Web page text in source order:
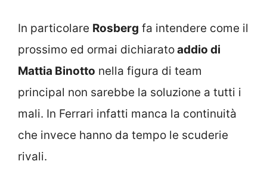
In particolare Rosberg fa intendere come il
prossimo ed ormai dichiaratoaddio di
Mattia Binotto nella figura di team
principal non sarebbe la soluzione a tutti i
mali. In Ferrari infatti manca la continuità
che invece hanno da tempo le scuderie
rivali.